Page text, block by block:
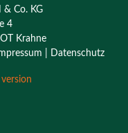
Co. KG
4
Krahne
| Datenschutz